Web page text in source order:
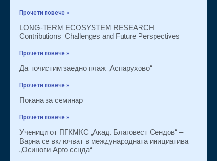
Прочети повече »
LONG-TERM ECOSYSTEM RESEARCH:
Contributions, Challenges and Future Perspectives
Прочети повече »
Да почистим заедно плаж „Аспарухово“
Прочети повече »
Покана за семинар
Прочети повече »
Ученици от ПГКМКС „Акад. Благовест Сендов“ –
Варна се включват в международната инициатива
„Осинови Арго сонда“